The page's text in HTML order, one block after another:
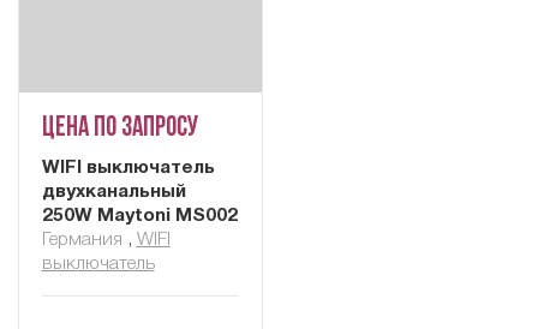
Цена по запросу
WIFI выключатель
двухканальный
250W Maytoni MS002
Германия , WIFI
выключатель